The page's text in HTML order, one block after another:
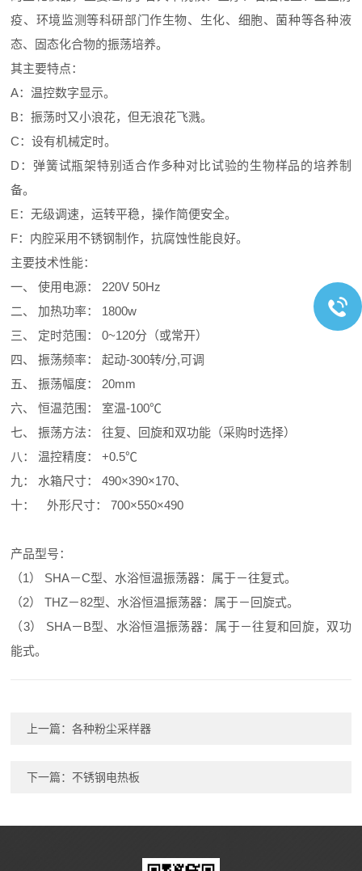
疫、环境监测等科研部门作生物、生化、细胞、菌种等各种液
态、固态化合物的振荡培养。
其主要特点：
A：温控数字显示。
B：振荡时又小浪花，但无浪花飞溅。
C：设有机械定时。
D：弹簧试瓶架特别适合作多种对比试验的生物样品的培养制
备。
E：无级调速，运转平稳，操作简便安全。
F：内腔采用不锈钢制作，抗腐蚀性能良好。
主要技术性能：
一、 使用电源： 220V 50Hz
二、 加热功率： 1800w
三、 定时范围： 0~120分（或常开）
四、 振荡频率： 起动-300转/分,可调
五、 振荡幅度： 20mm
六、 恒温范围： 室温-100℃
七、 振荡方法： 往复、回旋和双功能（采购时选择）
八： 温控精度： +0.5℃
九： 水箱尺寸： 490×390×170、
十： 外形尺寸： 700×550×490
产品型号：
（1） SHA－C型、水浴恒温振荡器：属于－往复式。
（2） THZ－82型、水浴恒温振荡器：属于－回旋式。
（3） SHA－B型、水浴恒温振荡器：属于－往复和回旋，双功
能式。
上一篇：各种粉尘采样器
下一篇： 不锈钢电热板